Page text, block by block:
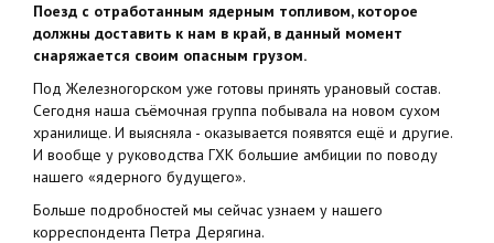
Поезд с отработанным ядерным топливом, которое
должны доставить к нам в край, в данный момент
снаряжается своим опасным грузом.
Под Железногорском уже готовы принять урановый состав.
Сегодня наша съёмочная группа побывала на новом сухом
хранилище. И выясняла - оказывается появятся ещё и другие.
И вообще у руководства ГХК большие амбиции по поводу
нашего «ядерного будущего».
Больше подробностей мы сейчас узнаем у нашего
корреспондента Петра Дерягина.